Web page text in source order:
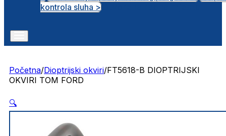
kontrola sluha >
Početna/Dioptrijski okviri/FT5618-B DIOPTRIJSKI
OKVIRI TOM FORD
🔍